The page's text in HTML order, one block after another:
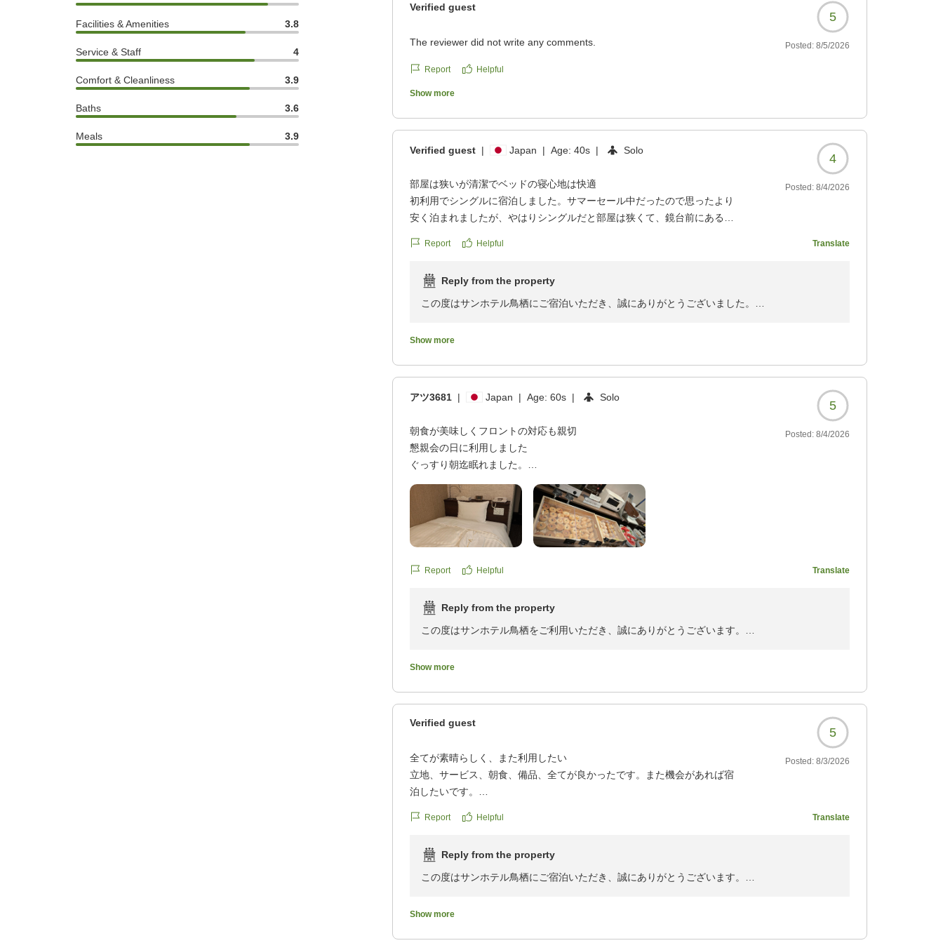
Facilities & Amenities 3.8
Service & Staff 4
Comfort & Cleanliness 3.9
Baths 3.6
Meals 3.9
Verified guest
5
The reviewer did not write any comments. Posted: 8/5/2026
Report Helpful
Show more
Verified guest | Japan | Age:40s | Solo
4
部屋は狭いが清潔でベッドの寝心地は快適
初利用でシングルに宿泊しました。サマーセール中だったので思ったより
安く泊まれましたが、やはりシングルだと部屋は狭くて、鏡台前にある椅
あと、壁?扉?薄くて人の話し声や物音が聞こえてちょっと気になりまし
かったです。少し前に近くの別のビジホに泊まった時、足を結構虫(ダニ?)
に刺されてしまい大変でしたが今回は何もなく過ごせました。また利用し
クチコミの詳細はこちらから
reviewId=33123478397210
Posted: 8/4/2026
Report Helpful Translate
Reply from the property
この度はサンホテル鳥栖にご宿泊いただき、誠にありがとうございました。
す。ご不便をおかけした点につきましては、今後の客室運営の参考にさせていただきます。
施設でご経験されたようなトラブルもなく、快適にお過ごしいただけたとのこと、安心いたし
ました。
サンホテル鳥栖
Show more
アツ3681 | Japan | Age:60s | Solo
5
朝食が美味しくフロントの対応も親切
懇親会の日に利用しました
ぐっすり朝迄眠れました。
分程焼いたら、一段と美味しくなりました。
フロントの方、とても親切でした。
ありがとうございます。
又宿泊したいと思います
クチコミの詳細はこちらから
https://review.travel.rakuten.co.jp/hotel/voice/16165?
reviewId=33123478382929
Posted: 8/4/2026
Report Helpful Translate
Reply from the property
この度はサンホテル鳥栖をご利用いただき、誠にありがとうございます。
また、朝食バイキングにつきましても、パンの温め方など丁寧に教えて頂き美味しくお召し上
この度はご投稿ありがとうございました。
Show more
Verified guest
5
全てが素晴らしく、また利用したい
立地、サービス、朝食、備品、全てが良かったです。また機会があれば宿
泊したいです。
https://review.travel.rakuten.co.jp/hotel/voice/16165?
Posted: 8/3/2026
Report Helpful Translate
Reply from the property
この度はサンホテル鳥栖にご宿泊いただき、誠にありがとうございます。
立地やサービス、朝食、備品に至るまで、すべてにおいてご満足いただけたとのこと、大変嬉
Show more